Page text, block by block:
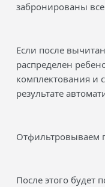
забронированы все
Если после
распределен
комплектования и
результате
Отфильтровываем
После этого будет